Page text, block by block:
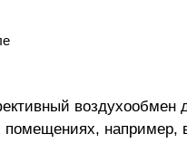
воздухообмен
например,